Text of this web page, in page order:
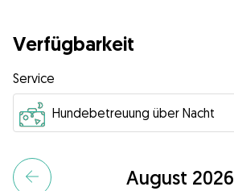
Verfügbarkeit
Service
August 2026